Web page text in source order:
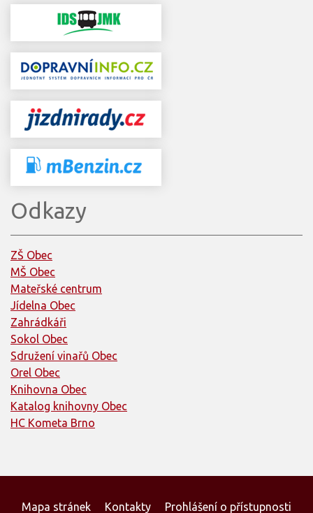
Odkazy
ZŠ Obec
MŠ Obec
Mateřské centrum
Jídelna Obec
Zahrádkáři
Sokol Obec
Sdružení vinařů Obec
Orel Obec
Knihovna Obec
Katalog knihovny Obec
HC Kometa Brno
Mapa stránek Kontakty Prohlášení o přístupnosti